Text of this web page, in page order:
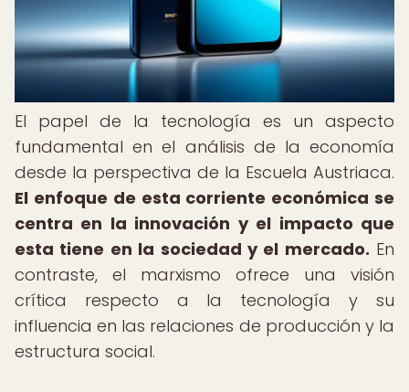
El papel de la tecnología es un aspecto
fundamental en el análisis de la economía
desde la perspectiva de la Escuela Austriaca.
El enfoque de esta corriente económica se
centra en la innovación y el impacto que
esta tiene en la sociedad y el mercado. En
contraste, el marxismo ofrece una visión
crítica respecto a la tecnología y su
influencia en las relaciones de producción y la
estructura social.